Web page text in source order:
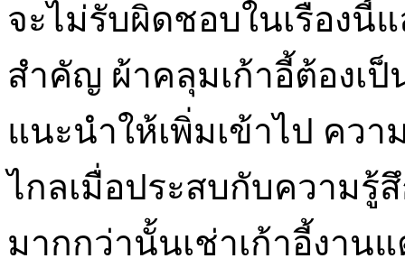
จะไม่รับผิดชอบในเรื่องนี้
สำคัญ ผ้าคลุมเก้าอี้ต้องเ
แนะนำให้เพิ่มเข้าไป ควา
ไกลเมื่อประสบกับความรู้
มากกว่านั้นเช่าเก้าอี้งาน